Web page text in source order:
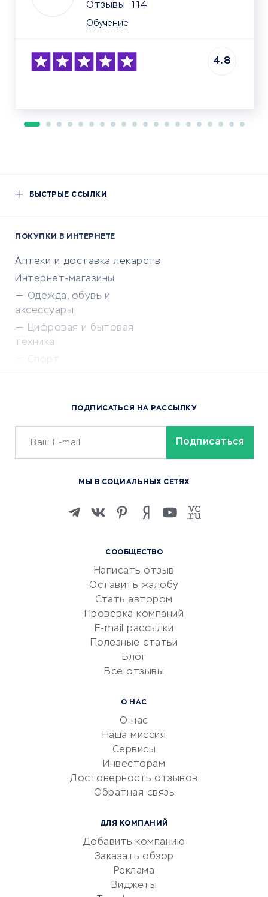
Отзывы 114
Обучение
4.8
БЫСТРЫЕ ССЫЛКИ
ПОКУПКИ В ИНТЕРНЕТЕ
Аптеки и доставка лекарств
Интернет-магазины
Одежда, обувь и
аксессуары
Цифровая и бытовая
техника
Спорт
Сервисы доставки
ОБУЧЕНИЕ И РАБОТА
Изучение иностранных
Маркетинг и продажи
Репетиторство
Красота и здоровье
Сервисы по поиску работы
Сетевой маркетинг
УСЛУГИ ДЛЯ БИЗНЕСА
документооборот
Юридические компании
Бухгалтерия онлайн
СООБЩЕСТВО
Написать отзыв
Оставить жалобу
Стать автором
Проверка компаний
E-mail рассылки
Полезные статьи
Блог
Все отзывы
О НАС
О нас
Наша миссия
Сервисы
Инвесторам
Достоверность отзывов
Обратная связь
ДЛЯ КОМПАНИЙ
Добавить компанию
Заказать обзор
Реклама
Виджеты
ПОДПИСАТЬСЯ НА РАССЫЛКУ
МЫ В СОЦИАЛЬНЫХ СЕТЯХ